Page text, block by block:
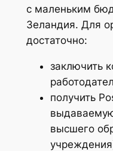
с маленьким
Зеландия. Для
достаточно:
заключить
получить
высшего